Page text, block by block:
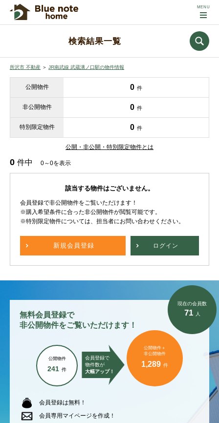
検索結果一覧
所沢市 不動産 ＞ JR南武線 武蔵溝ノ口駅の物件情報
公開物件 0 件
非公開物件 0 件
特別限定物件 0 件
公開・非公開・特別限定物件とは
0 件中 0～0を表示
該当する物件はございません。
会員登録で非公開物件をご覧いただけます！
※購入希望条件に合った非公開物件が閲覧可能です。
※特別限定物件については、担当者にお問い合わせください。
新規会員登録 ログイン
無料会員登録で
非公開物件をご覧いただけます！
会員登録で
物件数が
大幅アップ！
公開物件
241 件
公開物件＋
非公開物件
1,289 件
現在の会員数
71 人
会員登録は無料！
会員専用マイページを作成！